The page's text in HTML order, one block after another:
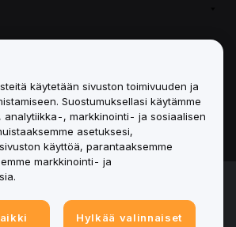
All rights reserved.
| Yritystiedot
käytetään sivuston toimivuuden ja
Suostumuksellasi käytämme
analytiikka-, markkinointi- ja sosiaalisen
asetuksesi,
käyttöä, parantaaksemme
markkinointi- ja
Hylkää valinnaiset